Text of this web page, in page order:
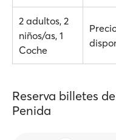
2 adultos, 2
niños/as, 1
Coche
Reserva billetes
Penida